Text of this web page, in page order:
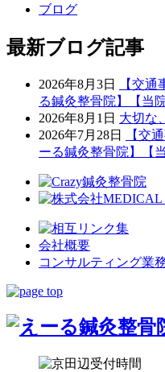
ブログ
最新ブログ記事
2026年8月3日
【交
る鍼灸整骨院】【当
2026年8月1日 大切な
2026年7月28日
【交
ーる鍼灸整骨院】【
会社概要
コンサルティング業